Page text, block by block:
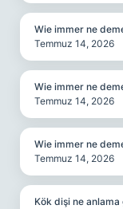
Wie immer ne
Temmuz 14, 2026
Wie immer ne
Temmuz 14, 2026
Wie immer ne
Temmuz 14, 2026
Kök dişi ne anlama